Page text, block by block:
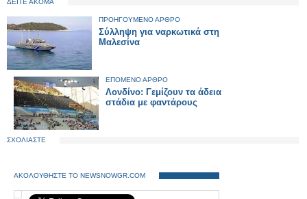
ΔΕΙΤΕ ΑΚΟΜΑ
ΠΡΟΗΓΟΥΜΕΝΟ ΑΡΘΡΟ
Σύλληψη για ναρκωτικά στη
Μαλεσίνα
ΕΠΟΜΕΝΟ ΑΡΘΡΟ
Λονδίνο: Γεμίζουν τα άδεια
στάδια με φαντάρους
ΣΧΟΛΙΑΣΤΕ
ΑΚΟΛΟΥΘΗΣΤΕ ΤΟ NEWSNOWGR.COM